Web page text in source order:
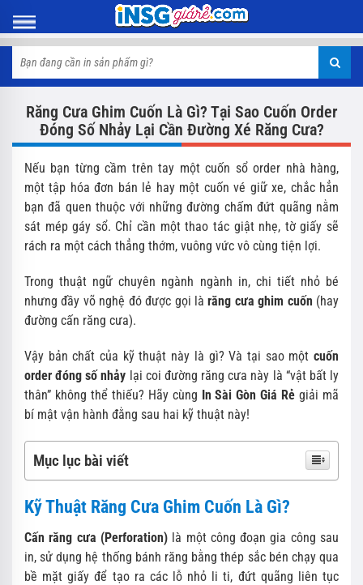
Răng Cưa Ghim Cuốn Là Gì? Tại Sao Cuốn Order
Đóng Số Nhảy Lại Cần Đường Xé Răng Cưa?
Nếu bạn từng cầm trên tay một cuốn sổ order nhà hàng,
một tập hóa đơn bán lẻ hay một cuốn vé giữ xe, chắc hẳn
bạn đã quen thuộc với những đường chấm đứt quãng nằm
sát mép gáy sổ. Chỉ cần một thao tác giật nhẹ, tờ giấy sẽ
rách ra một cách thẳng thớm, vuông vức vô cùng tiện lợi.
Trong thuật ngữ chuyên ngành ngành in, chi tiết nhỏ bé
nhưng đầy võ nghệ đó được gọi làrăng cưa ghim cuốn (hay
đường cấn răng cưa).
Vậy bản chất của kỹ thuật này là gì? Và tại sao một cuốn
order đóng số nhảy lại coi đường răng cưa này là “vật bất ly
thân” không thể thiếu? Hãy cùng In Sài Gòn Giá Rẻ giải mã
bí mật vận hành đằng sau hai kỹ thuật này!
Mục lục bài viết
Kỹ Thuật Răng Cưa Ghim Cuốn Là Gì?
Cấn răng cưa (Perforation)là một công đoạn gia công sau
in, sử dụng hệ thống bánh răng bằng thép sắc bén chạy qua
bề mặt giấy để tạo ra các lỗ nhỏ li ti, đứt quãng liên tục